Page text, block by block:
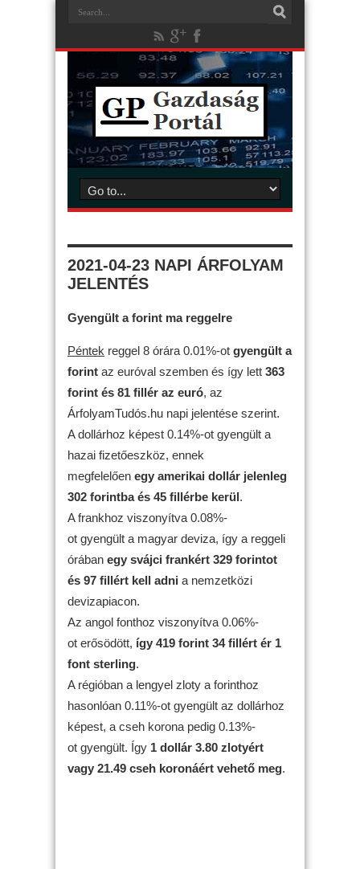
2021-04-23 NAPI ÁRFOLYAM
JELENTÉS
Gyengült a forint ma reggelre
Péntek reggel 8 órára 0.01%-ot gyengült a
forint az euróval szemben és így lett 363
forint és 81 fillér az euró, az
ÁrfolyamTudós.hu napi jelentése szerint.
A dollárhoz képest 0.14%-ot gyengült a
hazai fizetőeszköz, ennek
megfelelően egy amerikai dollár jelenleg
302 forintba és 45 fillérbe kerül.
A frankhoz viszonyítva 0.08%-
ot gyengült a magyar deviza, így a reggeli
órában egy svájci frankért 329 forintot
és 97 fillért kell adni a nemzetközi
devizapiacon.
Az angol fonthoz viszonyítva 0.06%-
ot erősödött, így 419 forint 34 fillért ér 1
font sterling.
A régióban a lengyel zloty a forinthoz
hasonlóan 0.11%-ot gyengült az dollárhoz
képest, a cseh korona pedig 0.13%-
ot gyengült. Így 1 dollár 3.80 zlotyért
vagy 21.49 cseh koronáért vehető meg.